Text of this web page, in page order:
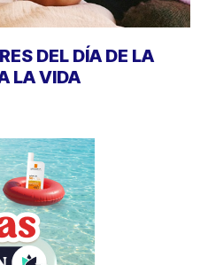
DEL DÍA DE LA
LA VIDA